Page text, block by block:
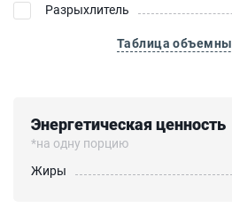
Разрыхлитель
Таблица
Энергетическая ценность
*на одну порцию
Жиры